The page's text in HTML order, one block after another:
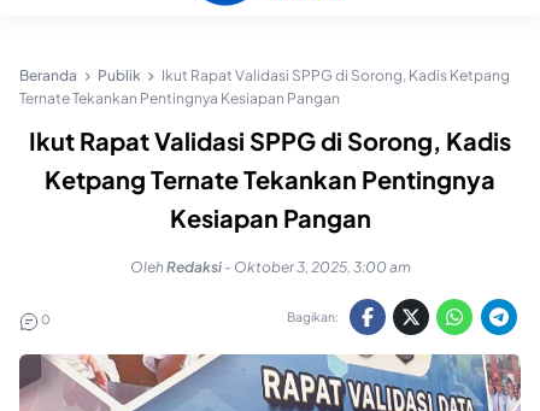
Beranda Publik
Ikut Rapat Validasi SPPG di Sorong, Kadis Ketpang
Ternate Tekankan Pentingnya Kesiapan Pangan
Ikut Rapat Validasi SPPG di Sorong, Kadis
Ketpang Ternate Tekankan Pentingnya
Kesiapan Pangan
OlehRedaksi - Oktober 3, 2025, 3:00 am
0 Bagikan: